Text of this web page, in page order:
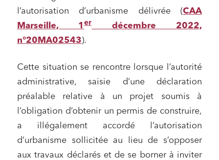
l’autorisation d’urbanisme délivrée (CAA
Marseille, 1erdécembre 2022,
n°20MA02543).
Cette situation se rencontre lorsque l’autorité
administrative, saisie d’une déclaration
préalable relative à un projet soumis à
l’obligation d’obtenir un permis de construire,
a illégalement accordé l’autorisation
d’urbanisme sollicitée au lieu de s’opposer
aux travaux déclarés et de se borner à inviter